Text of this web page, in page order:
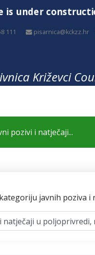
is under
111 pisarnica@kckzz.hr
Križevci
pozivi i natječaji...
javnih poziva i